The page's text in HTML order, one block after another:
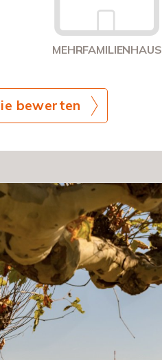
MEHRFAMILIENHAUS
bewerten